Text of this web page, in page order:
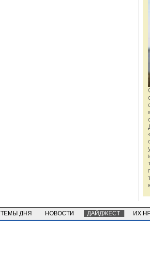
ТЕМЫ ДНЯ НОВОСТИ ДАЙДЖЕСТ ИХ